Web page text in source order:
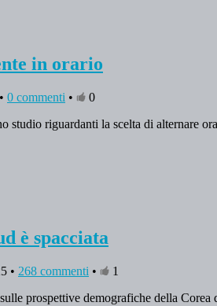
in orario
0 commenti •
0
studio riguardanti la scelta di alternare
è spacciata
• 268 commenti •
1
sulle prospettive demografiche della